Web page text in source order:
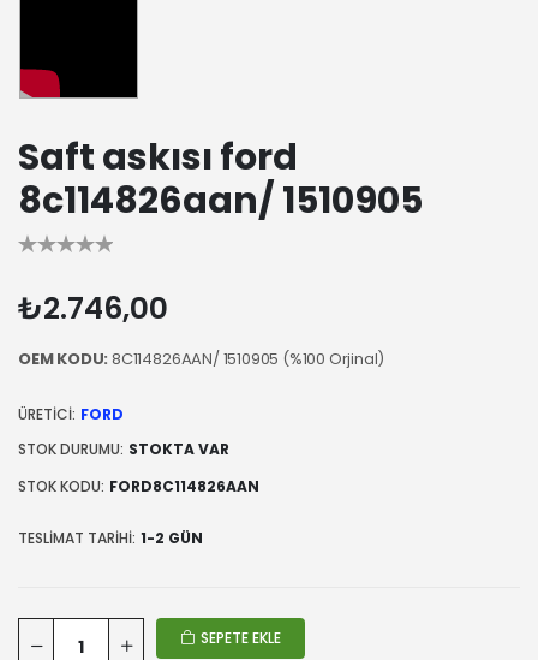
Saft askısı ford
8c114826aan/ 1510905
₺2.746,00
OEM KODU:8C114826AAN/ 1510905 (%100 Orjinal)
ÜRETICI: FORD
STOK DURUMU: STOKTA VAR
STOK KODU: FORD8C114826AAN
TESLIMAT TARIHI: 1-2 GÜN
SEPETE EKLE